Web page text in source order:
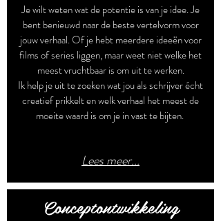
Je wilt weten wat de potentie is van je idee. Je
bent benieuwd naar de beste vertelvorm voor
jouw verhaal. Of je hebt meerdere ideeën voor
films of series liggen, maar weet niet welke het
meest vruchtbaar is om uit te werken.
Ik help je uit te zoeken wat jou als schrijver écht
creatief prikkelt en welk verhaal het meest de
moeite waard is om je in vast te bijten.
Lees meer...
Conceptontwikkeling